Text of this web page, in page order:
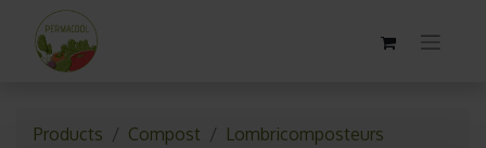
Products Compost
Lombricomposteurs